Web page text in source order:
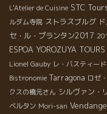
L'Atelier de Cuisine STC
ルダム寺院 ストラスブルグ
セ・ル・プランタン2017
ESPOA YOROZUYA TOURS
Lionel Gauby レ・バスティー
Bistronomie Tarragona ロゼ
クスの橋元さん シルヴァン・
ベルタン Mori-san